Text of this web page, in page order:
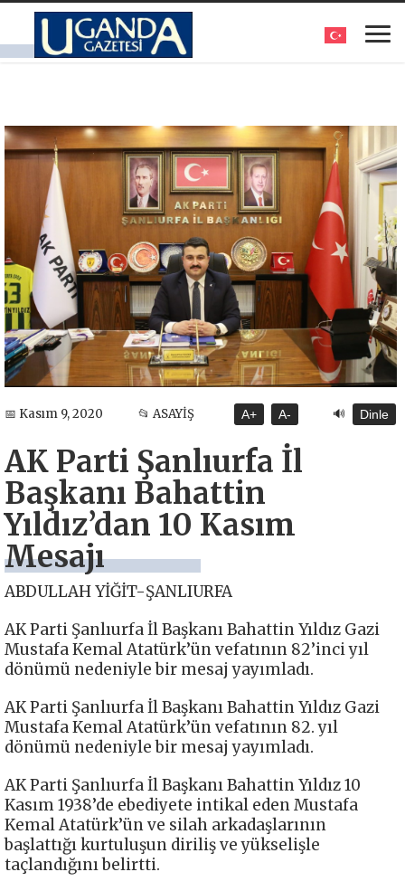
📅 Kasım 9, 2020 📂 ASAYİŞ A+ A- 🔊 Dinle
AK Parti Şanlıurfa İl
Başkanı Bahattin
Yıldız’dan 10 Kasım
Mesajı
ABDULLAH YİĞİT-ŞANLIURFA
AK Parti Şanlıurfa İl Başkanı Bahattin Yıldız Gazi
Mustafa Kemal Atatürk’ün vefatının 82’inci yıl
dönümü nedeniyle bir mesaj yayımladı.
AK Parti Şanlıurfa İl Başkanı Bahattin Yıldız Gazi
Mustafa Kemal Atatürk’ün vefatının 82. yıl
dönümü nedeniyle bir mesaj yayımladı.
AK Parti Şanlıurfa İl Başkanı Bahattin Yıldız 10
Kasım 1938’de ebediyete intikal eden Mustafa
Kemal Atatürk’ün ve silah arkadaşlarının
başlattığı kurtuluşun diriliş ve yükselişle
taçlandığını belirtti.